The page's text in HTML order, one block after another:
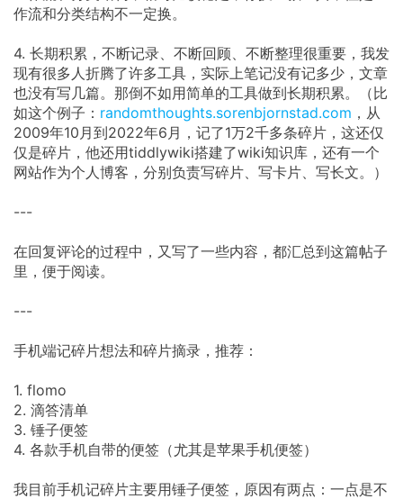
作流和分类结构不一定换。
4. 长期积累，不断记录、不断回顾、不断整理很重要，我发
现有很多人折腾了许多工具，实际上笔记没有记多少，文章
也没有写几篇。那倒不如用简单的工具做到长期积累。（比
如这个例子： randomthoughts.sorenbjornstad.com ，从
2009年10月到2022年6月，记了1万2千多条碎片，这还仅
仅是碎片，他还用tiddlywiki搭建了wiki知识库，还有一个
网站作为个人博客，分别负责写碎片、写卡片、写长文。）
---
在回复评论的过程中，又写了一些内容，都汇总到这篇帖子
里，便于阅读。
---
手机端记碎片想法和碎片摘录，推荐：
1. flomo
2. 滴答清单
3. 锤子便签
4. 各款手机自带的便签（尤其是苹果手机便签）
我目前手机记碎片主要用锤子便签，原因有两点：一点是不